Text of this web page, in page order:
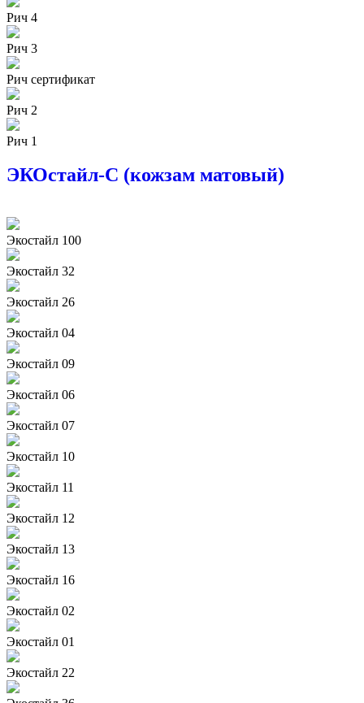
Рич 4
Рич 3
Рич сертификат
Рич 2
Рич 1
ЭКОстайл-С (кожзам матовый)
Экостайл 100
Экостайл 32
Экостайл 26
Экостайл 04
Экостайл 09
Экостайл 06
Экостайл 07
Экостайл 10
Экостайл 11
Экостайл 12
Экостайл 13
Экостайл 16
Экостайл 02
Экостайл 01
Экостайл 22